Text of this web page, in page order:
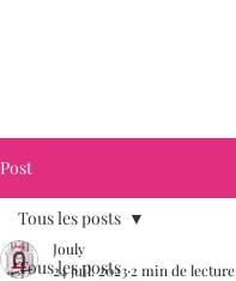
Post
Tous les posts
Tous les posts
Jouly
24 juil. 2023 2 min de lecture